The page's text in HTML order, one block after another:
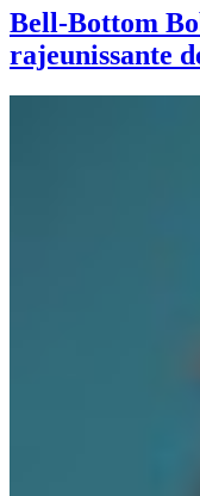
Bell-Bottom
rajeunissante